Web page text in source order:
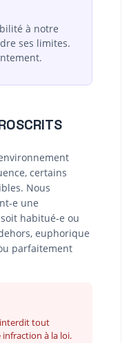
à notre
ses limites.
certains
Nous
e une
habitué-e ou
euphorique
parfaitement
tout
à la loi.